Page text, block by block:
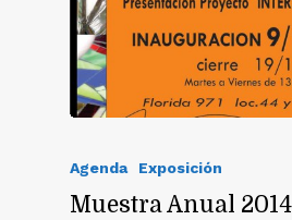
Agenda Exposición
Muestra Anual